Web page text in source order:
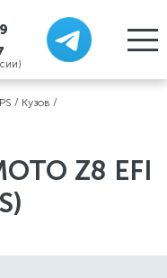
/ Кузов /
Z8 EFI